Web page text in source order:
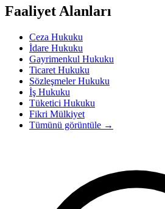
Faaliyet Alanları
Ceza Hukuku
İdare Hukuku
Gayrimenkul Hukuku
Ticaret Hukuku
Sözleşmeler Hukuku
İş Hukuku
Tüketici Hukuku
Fikri Mülkiyet
Tümünü görüntüle →